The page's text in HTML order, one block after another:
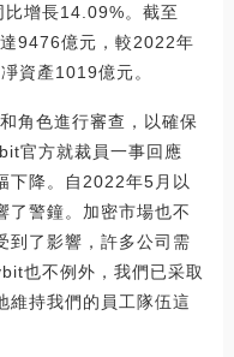
增長14.09%。截至
9476億元，較2022年
資產1019億元。
角色進行審查，以確保
官方就裁員一事回應
下降。自2022年5月以
了警鐘。加密市場也不
到了影響，許多公司需
也不例外，我們已采取
維持我們的員工隊伍這